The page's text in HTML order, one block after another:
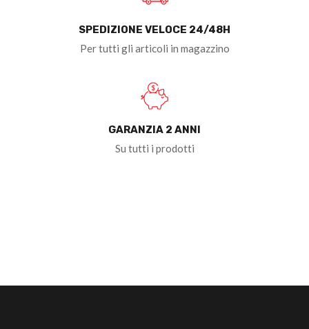
SPEDIZIONE VELOCE 24/48H
Per tutti gli articoli in magazzino
GARANZIA 2 ANNI
Su tutti i prodotti